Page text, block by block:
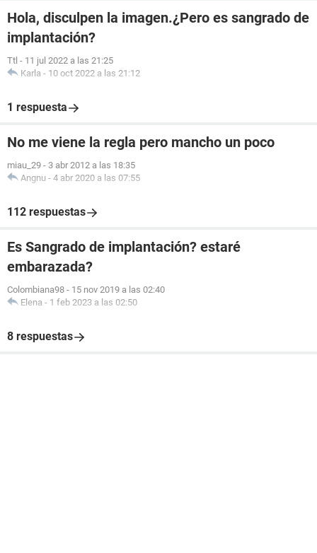
Hola, disculpen la imagen.¿Pero es sangrado de
implantación?
Ttl - 11 jul 2022 a las 21:25
Karla - 10 oct 2022 a las 21:12
1 respuesta
No me viene la regla pero mancho un poco
miau_29 - 3 abr 2012 a las 18:35
Angnu - 4 abr 2020 a las 07:55
112 respuestas
Es Sangrado de implantación? estaré
embarazada?
Colombiana98 - 15 nov 2019 a las 02:40
Elena - 1 feb 2023 a las 02:50
8 respuestas